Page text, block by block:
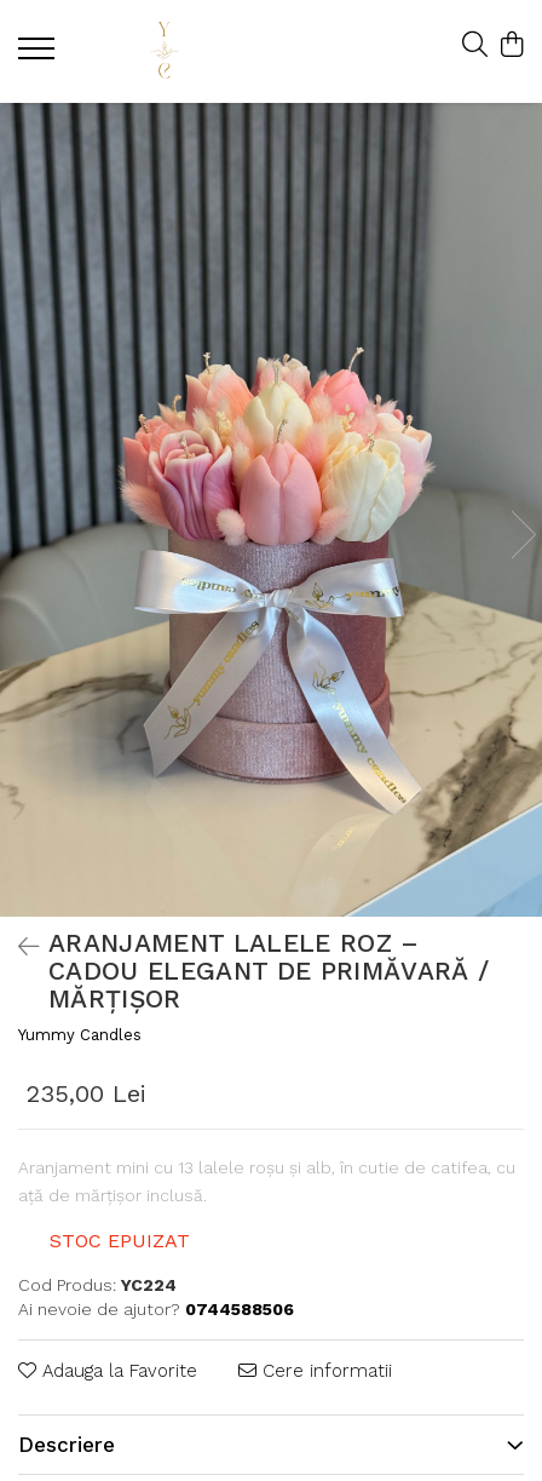
ARANJAMENT LALELE ROZ –
CADOU ELEGANT DE PRIMĂVARĂ /
MĂRȚIȘOR
Yummy Candles
235,00 Lei
Aranjament mini cu 13 lalele roșu și alb, în cutie de catifea, cu
ață de mărțișor inclusă.
STOC EPUIZAT
Cod Produs: YC224
Ai nevoie de ajutor? 0744588506
Adauga la Favorite Cere informatii
Descriere